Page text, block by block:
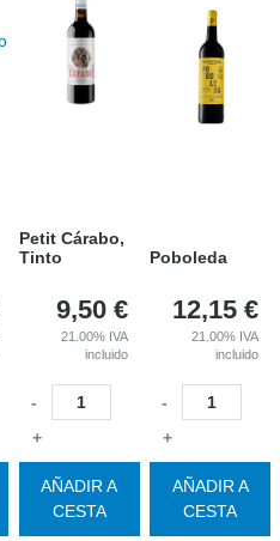
Petit Cárabo,
Tinto
9,50 €
21.00% IVA
incluido
-
+
AÑADIR A
CESTA
Poboleda
12,15 €
21.00% IVA
incluido
-
+
AÑADIR A
CESTA